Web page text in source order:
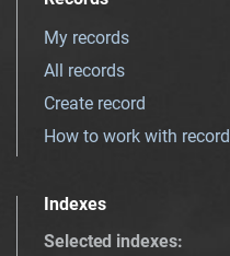
My records
All records
Create record
How to work with record
Indexes
Selected indexes: